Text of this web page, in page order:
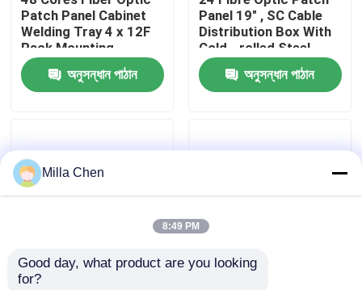
মান নিয়ন্ত্রণ
যোগাযোগ করুন
মামলা
ফাইবার অপটিক অবসান বক্স
Patch Panel Cabinet
Welding Tray 4 x 12F
Rack Mounting
অনুসন্ধান পাঠান
Panel 19" , SC Cable
Distribution Box With
Cold - rolled Steel
Material
অনুসন্ধান পাঠান
ডেটা সেন্টার ক্যাবিনেটের র্যাক
Milla Chen
8:49 PM
Good day, what product are you looking
for?